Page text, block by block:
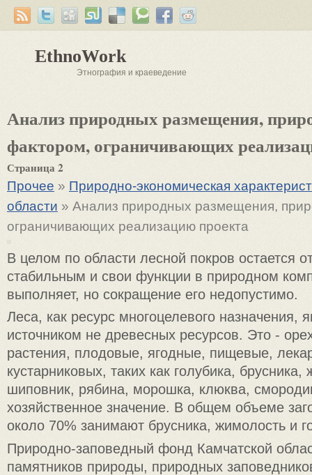
EthnoWork
Этнография и краеведение
Анализ природных размещения,
фактором, ограничивающих
Страница 2
Прочее » Природно-экономическая
области » Анализ природных размещения,
ограничивающих реализацию проекта
В целом по области лесной покров остается
стабильным и свои функции в природном
выполняет, но сокращение его недопустимо.
Леса, как ресурс многоцелевого назначения,
источником не древесных ресурсов. Это -
растения, плодовые, ягодные, пищевые,
кустарниковых, таких как голубика, брусника,
шиповник, рябина, морошка, клюква,
хозяйственное значение. В общем объеме
около 70% занимают брусника, жимолость и
Природно-заповедный фонд Камчатской
памятников природы, природных